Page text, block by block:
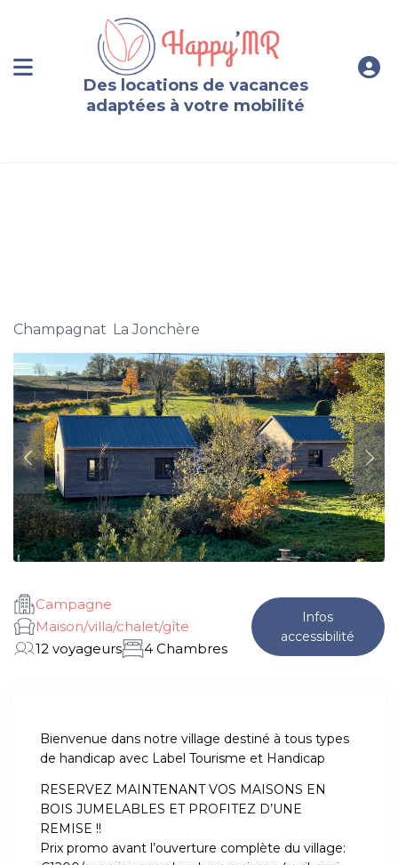
Des locations de vacances
adaptées à votre mobilité
Champagnat La Jonchère
Campagne
Maison/villa/chalet/gîte
12 voyageurs
4 Chambres
Infos
accessibilité
Bienvenue dans notre village destiné à tous types
de handicap avec Label Tourisme et Handicap
RESERVEZ MAINTENANT VOS MAISONS EN
BOIS JUMELABLES ET PROFITEZ D’UNE
REMISE !!
Prix promo avant l’ouverture complète du village: